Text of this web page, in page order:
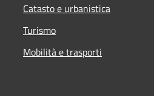
Catasto e urbanistica
Turismo
Mobilità e trasporti